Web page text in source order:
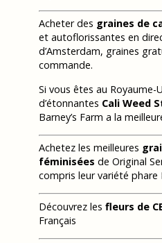
Acheter des graines de
et autoflorissantes en
d’Amsterdam, graines
commande.
Si vous êtes au Royaume-
d’étonnantes Cali Weed
Barney’s Farm a la
Achetez les meilleures
féminisées de Original
compris leur variété phare
Découvrez les fleurs de
Français